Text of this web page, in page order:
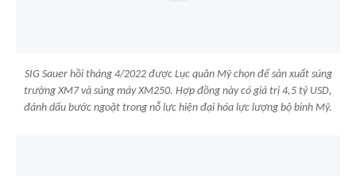
SIG Sauer hồi tháng 4/2022 được Lục quân Mỹ chọn để sản xuất súng
trường XM7 và súng máy XM250. Hợp đồng này có giá trị 4,5 tỷ USD,
đánh dấu bước ngoặt trong nỗ lực hiện đại hóa lực lượng bộ binh Mỹ.